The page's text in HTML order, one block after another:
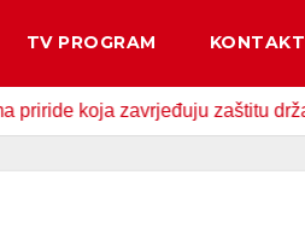
TV PROGRAM KONTAKT
koja zavrjeđuju zaštitu države